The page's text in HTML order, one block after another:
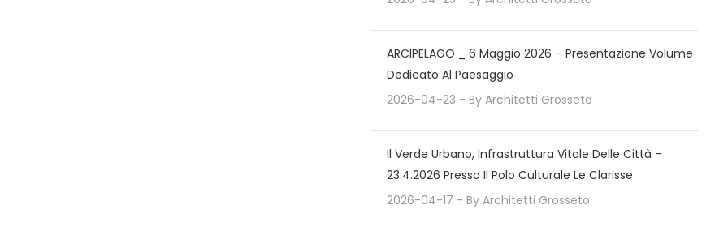
ARCIPELAGO _ 6 Maggio 2026 – Presentazione Volume
Dedicato Al Paesaggio
2026-04-23 - By Architetti Grosseto
Il Verde Urbano, Infrastruttura Vitale Delle Città –
23.4.2026 Presso Il Polo Culturale Le Clarisse
2026-04-17 - By Architetti Grosseto